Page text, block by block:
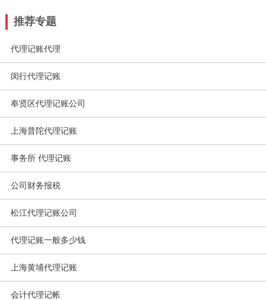
推荐专题
代理记账代理
闵行代理记账
奉贤区代理记账公司
上海普陀代理记账
事务所 代理记账
公司财务报税
松江代理记账公司
代理记账一般多少钱
上海黄埔代理记账
会计代理记帐